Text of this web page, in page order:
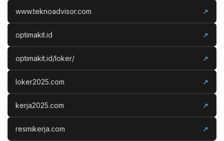
www.teknoadvisor.com ↗
optimakit.id ↗
optimakit.id/loker/ ↗
loker2025.com ↗
kerja2025.com ↗
resmikerja.com ↗